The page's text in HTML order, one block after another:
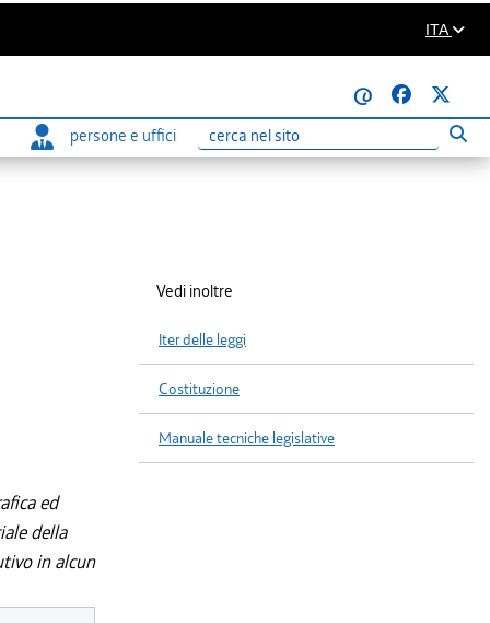
ITA
@
persone e uffici
Ricerca
ed
della
in alcun
Vedi inoltre
Iter delle leggi
Costituzione
Manuale tecniche legislative